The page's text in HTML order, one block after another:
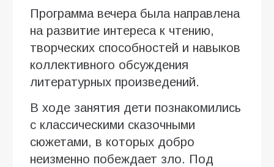
Программа вечера была направлена
на развитие интереса к чтению,
творческих способностей и навыков
коллективного обсуждения
литературных произведений.
В ходе занятия дети познакомились
с классическими сказочными
сюжетами, в которых добро
неизменно побеждает зло. Под